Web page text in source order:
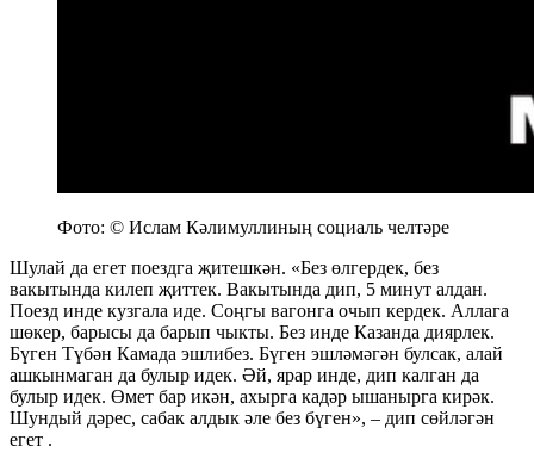
Фото: © Ислам Кәлимуллиның социаль челтәре
Шулай да егет поездга җитешкән. «Без өлгердек, без
вакытында килеп җиттек. Вакытында дип, 5 минут алдан.
Поезд инде кузгала иде. Соңгы вагонга очып кердек. Аллага
шөкер, барысы да барып чыкты. Без инде Казанда диярлек.
Бүген Түбән Камада эшлибез. Бүген эшләмәгән булсак, алай
ашкынмаган да булыр идек. Әй, ярар инде, дип калган да
булыр идек. Өмет бар икән, ахырга кадәр ышанырга кирәк.
Шундый дәрес, сабак алдык әле без бүген», – дип сөйләгән
егет .